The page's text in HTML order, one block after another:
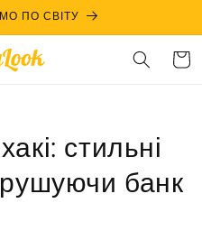
ПО СВІТУ
Cart
стильні
банк